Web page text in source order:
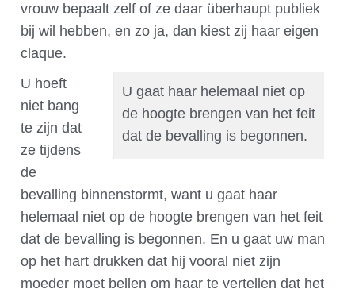
vrouw bepaalt zelf of ze daar überhaupt publiek
bij wil hebben, en zo ja, dan kiest zij haar eigen
claque.
U gaat haar helemaal niet op
de hoogte brengen van het feit
dat de bevalling is begonnen.
U hoeft
niet bang
te zijn dat
ze tijdens
de
bevalling binnenstormt, want u gaat haar
helemaal niet op de hoogte brengen van het feit
dat de bevalling is begonnen. En u gaat uw man
op het hart drukken dat hij vooral niet zijn
moeder moet bellen om haar te vertellen dat het